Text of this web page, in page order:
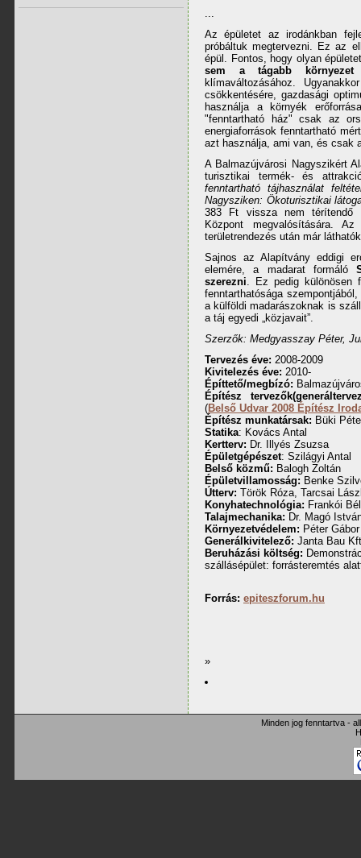
...
Az épületet az irodánkban
próbáltuk megtervezni. Ez az
épül. Fontos, hogy olyan
sem a tágabb környezet
klímaváltozásához.
csökkentésére, gazdasági
használja a környék
"fenntartható ház" csak az
energiaforrások fenntartható
azt használja, ami van, és csak
A Balmazújvárosi Nagyszikért
turisztikai termék- és
fenntartható tájhasználat
Nagysziken: Ökoturisztikai
383 Ft vissza nem térítendő
Központ megvalósítására.
területrendezés után már
Sajnos az Alapítvány eddigi
elemére, a madarat formáló
szerezni. Ez pedig különösen
fenntarthatósága
a külföldi madarászoknak is
a táj egyedi „közjavait”.
Szerzők: Medgyasszay Péter,
Tervezés éve: 2008-2009
Kivitelezés éve: 2010-
Építtető/megbízó:
Építész
(Belső Udvar 2008 Építész
Építész munkatársak: Büki
Statika: Kovács Antal
Kertterv: Dr. Illyés Zsuzsa
Épületgépészet: Szilágyi Antal
Belső közmű: Balogh Zoltán
Épületvillamosság: Benke
Útterv: Török Róza, Tarcsai
Konyhatechnológia: Frankói
Talajmechanika: Dr. Magó
Környezetvédelem: Péter Gábor
Generálkivitelező: Janta Bau
Beruházási költség:
szállásépület: forrásteremtés
Forrás: epiteszforum.hu
»
Minden jog fenntartva -